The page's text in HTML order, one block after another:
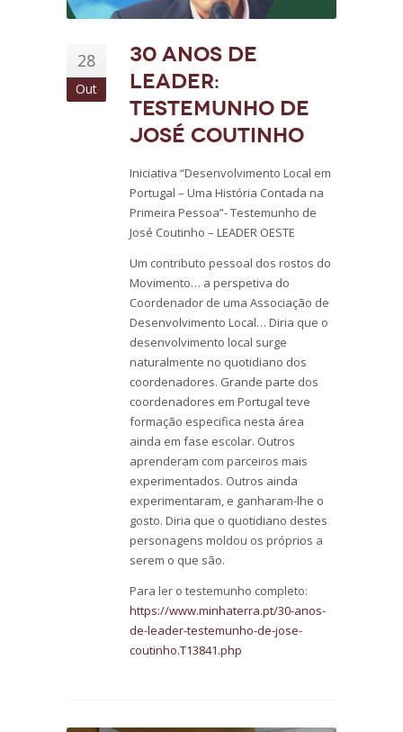
28
Out
30 anos de
LEADER:
Testemunho de
José Coutinho
Iniciativa “Desenvolvimento Local em
Portugal – Uma História Contada na
Primeira Pessoa”- Testemunho de
José Coutinho – LEADER OESTE
Um contributo pessoal dos rostos do
Movimento… a perspetiva do
Coordenador de uma Associação de
Desenvolvimento Local… Diria que o
desenvolvimento local surge
naturalmente no quotidiano dos
coordenadores. Grande parte dos
coordenadores em Portugal teve
formação especifica nesta área
ainda em fase escolar. Outros
aprenderam com parceiros mais
experimentados. Outros ainda
experimentaram, e ganharam-lhe o
gosto. Diria que o quotidiano destes
personagens moldou os próprios a
serem o que são.
Para ler o testemunho completo:
https://www.minhaterra.pt/30-anos-
de-leader-testemunho-de-jose-
coutinho.T13841.php